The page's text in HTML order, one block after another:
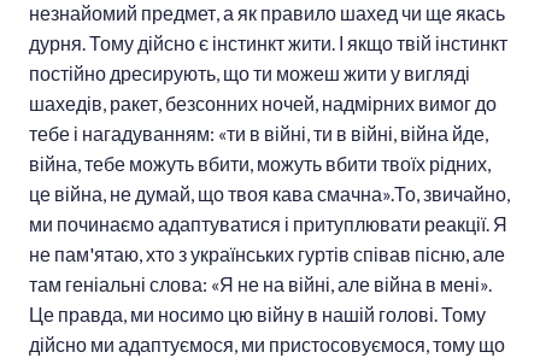
незнайомий предмет, а як правило шахед чи ще якась
дурня. Тому дійсно є інстинкт жити. І якщо твій інстинкт
постійно дресирують, що ти можеш жити у вигляді
шахедів, ракет, безсонних ночей, надмірних вимог до
тебе і нагадуванням: «ти в війні, ти в війні, війна йде,
війна, тебе можуть вбити, можуть вбити твоїх рідних,
це війна, не думай, що твоя кава смачна».То, звичайно,
ми починаємо адаптуватися і притуплювати реакції. Я
не пам'ятаю, хто з українських гуртів співав пісню, але
там геніальні слова: «Я не на війні, але війна в мені».
Це правда, ми носимо цю війну в нашій голові. Тому
дійсно ми адаптуємося, ми пристосовуємося, тому що